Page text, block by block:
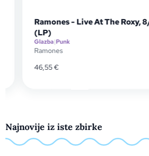
Ramones - Live At The Roxy,
(LP)
Glazba|Punk
Ramones
46,55€
Najnovije iz iste zbirke